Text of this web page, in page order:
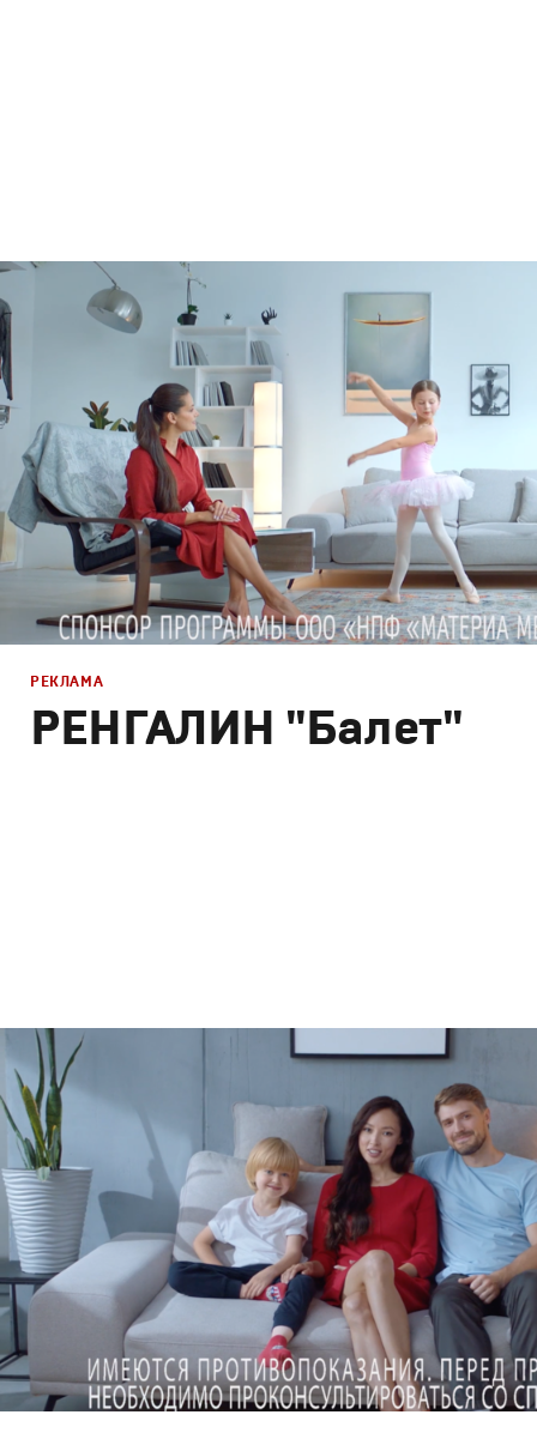
Реклама
Креатив Продакшн
РЕНГАЛИН "Балет"
Реклама
Креатив Продакшн
РЕКЛАМА